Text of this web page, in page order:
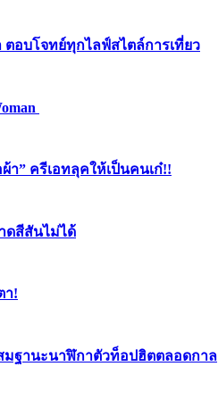
ตอบโจทย์ทุกไลฟ์สไตล์การเที่ยว
า” ครีเอทลุคให้เป็นคนเก๋!!
ดสีสันไม่ได้
า!
มฐานะนาฬิกาตัวท็อปฮิตตลอดกาล